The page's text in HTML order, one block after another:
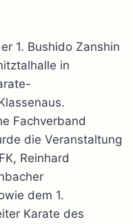
1. Bushido Zanshin
in
Fachverband
die Veranstaltung
Reinhard
dem 1.
Karate des